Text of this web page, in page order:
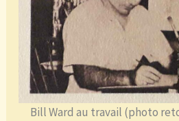
Bill Ward au travail (photo